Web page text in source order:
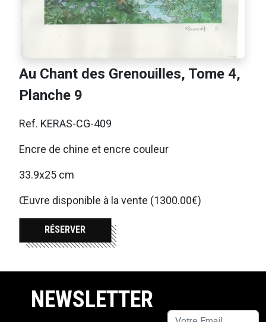
Au Chant des Grenouilles, Tome 4,
Planche 9
Ref. KERAS-CG-409
Encre de chine et encre couleur
33.9x25 cm
Œuvre disponible à la vente (1300.00€)
RÉSERVER
NEWSLETTER